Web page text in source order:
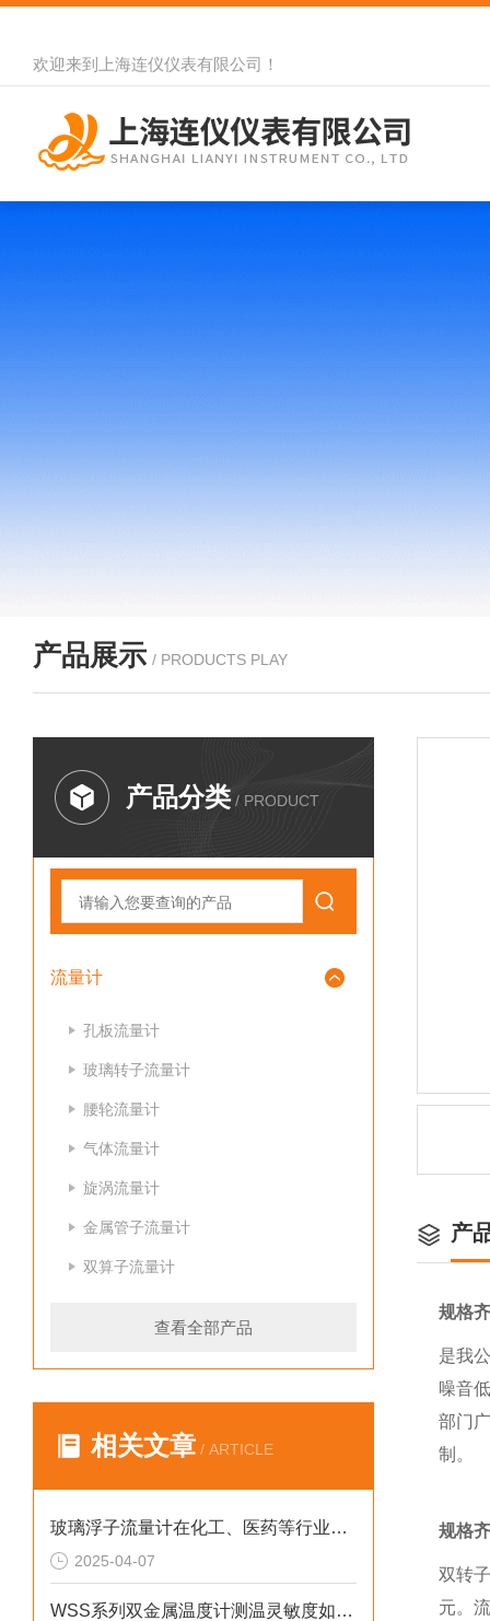
欢迎来到 上海连仪仪表有限公司 ！
产品展示 / PRODUCTS PLAY
产品分类 / PRODUCT
流量计
孔板流量计
玻璃转子流量计
腰轮流量计
气体流量计
旋涡流量计
金属管子流量计
双算子流量计
查看全部产品
相关文章 / ARTICLE
玻璃浮子流量计在化工、医药等行业的流量监测利用
2025-04-07
WSS系列双金属温度计测温灵敏度如何提升？
产
规格
是我
噪音
部门
制。
规格
双转
元。